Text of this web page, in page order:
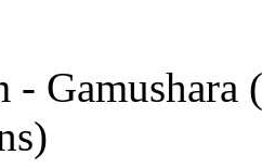
-